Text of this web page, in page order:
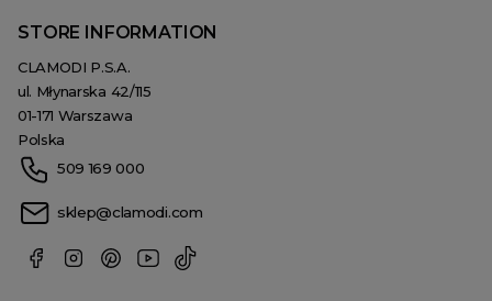
STORE INFORMATION
CLAMODI P.S.A.
ul. Młynarska 42/115
01-171 Warszawa
Polska
509 169 000
sklep@clamodi.com